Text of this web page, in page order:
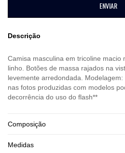
ENVIAR
Descrição
Camisa masculina em tricoline macio
linho. Botões de massa rajados na
levemente arredondada.
nas fotos produzidas com modelos
decorrência do uso do flash**
Composição
Medidas